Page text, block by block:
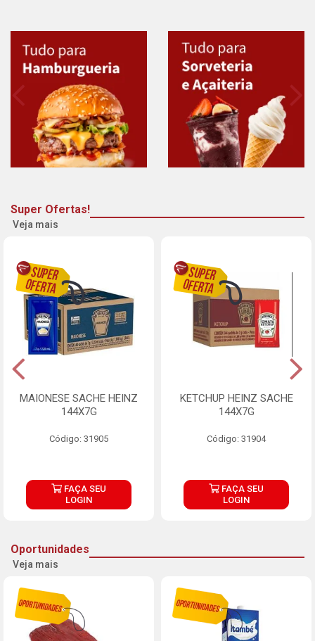
Super Ofertas!
Veja mais
MAIONESE SACHE HEINZ
144X7G
Código: 31905
FAÇA SEU
LOGIN
KETCHUP HEINZ SACHE
144X7G
Código: 31904
FAÇA SEU
LOGIN
Oportunidades
Veja mais